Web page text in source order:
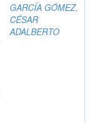
GARCÍA GÓMEZ,
CÉSAR
ADALBERTO